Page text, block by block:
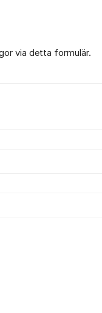
via detta formulär.